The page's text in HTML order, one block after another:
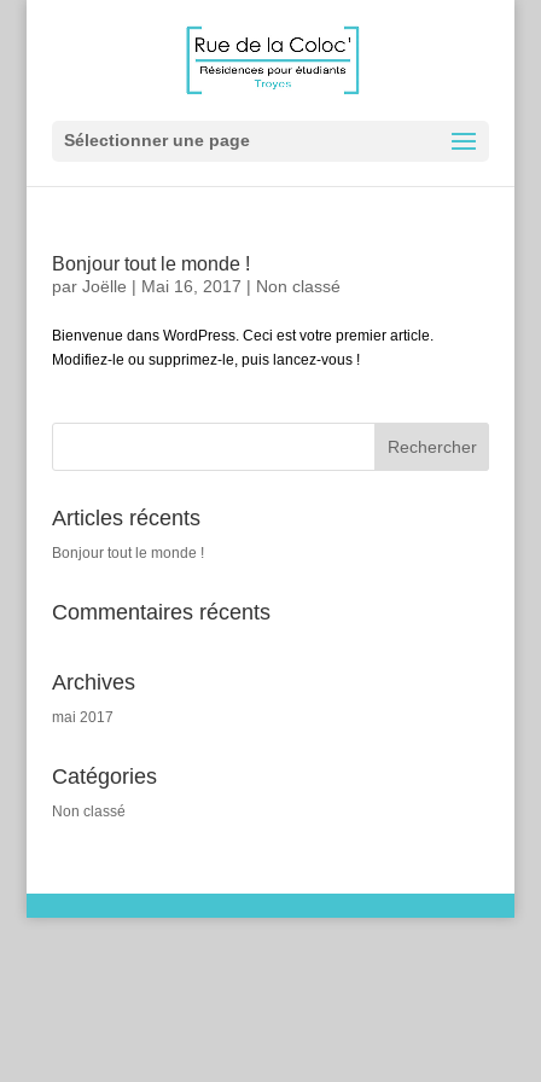
Sélectionner une page
Bonjour tout le monde !
par Joëlle | Mai 16, 2017 | Non classé
Bienvenue dans WordPress. Ceci est votre premier article.
Modifiez-le ou supprimez-le, puis lancez-vous !
Articles récents
Bonjour tout le monde !
Commentaires récents
Archives
mai 2017
Catégories
Non classé